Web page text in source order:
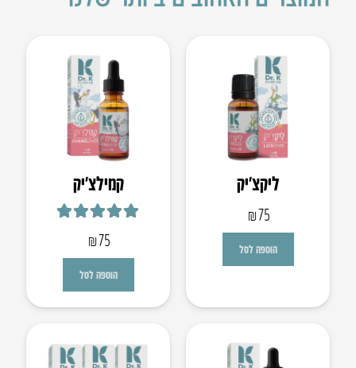
ליקצ’יק
₪75
הוספה לסל
קמילצ’יק
₪75
הוספה לסל